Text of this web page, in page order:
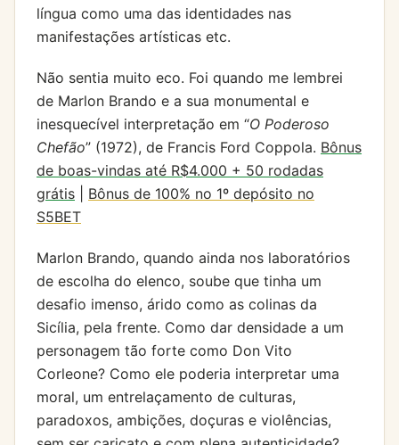
língua como uma das identidades nas
manifestações artísticas etc.
Não sentia muito eco. Foi quando me lembrei
de Marlon Brando e a sua monumental e
inesquecível interpretação em “O Poderoso
Chefão” (1972), de Francis Ford Coppola. Bônus
de boas-vindas até R$4.000 + 50 rodadas
grátis
Bônus de 100% no 1º depósito no
S5BET
Marlon Brando, quando ainda nos laboratórios
de escolha do elenco, soube que tinha um
desafio imenso, árido como as colinas da
Sicília, pela frente. Como dar densidade a um
personagem tão forte como Don Vito
Corleone? Como ele poderia interpretar uma
moral, um entrelaçamento de culturas,
paradoxos, ambições, doçuras e violências,